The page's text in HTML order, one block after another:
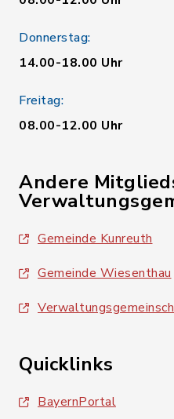
Donnerstag:
14.00-18.00 Uhr
Freitag:
08.00-12.00 Uhr
Andere
Gemeinde Kunreuth
Gemeinde Wiesenthau
Quicklinks
BayernPortal